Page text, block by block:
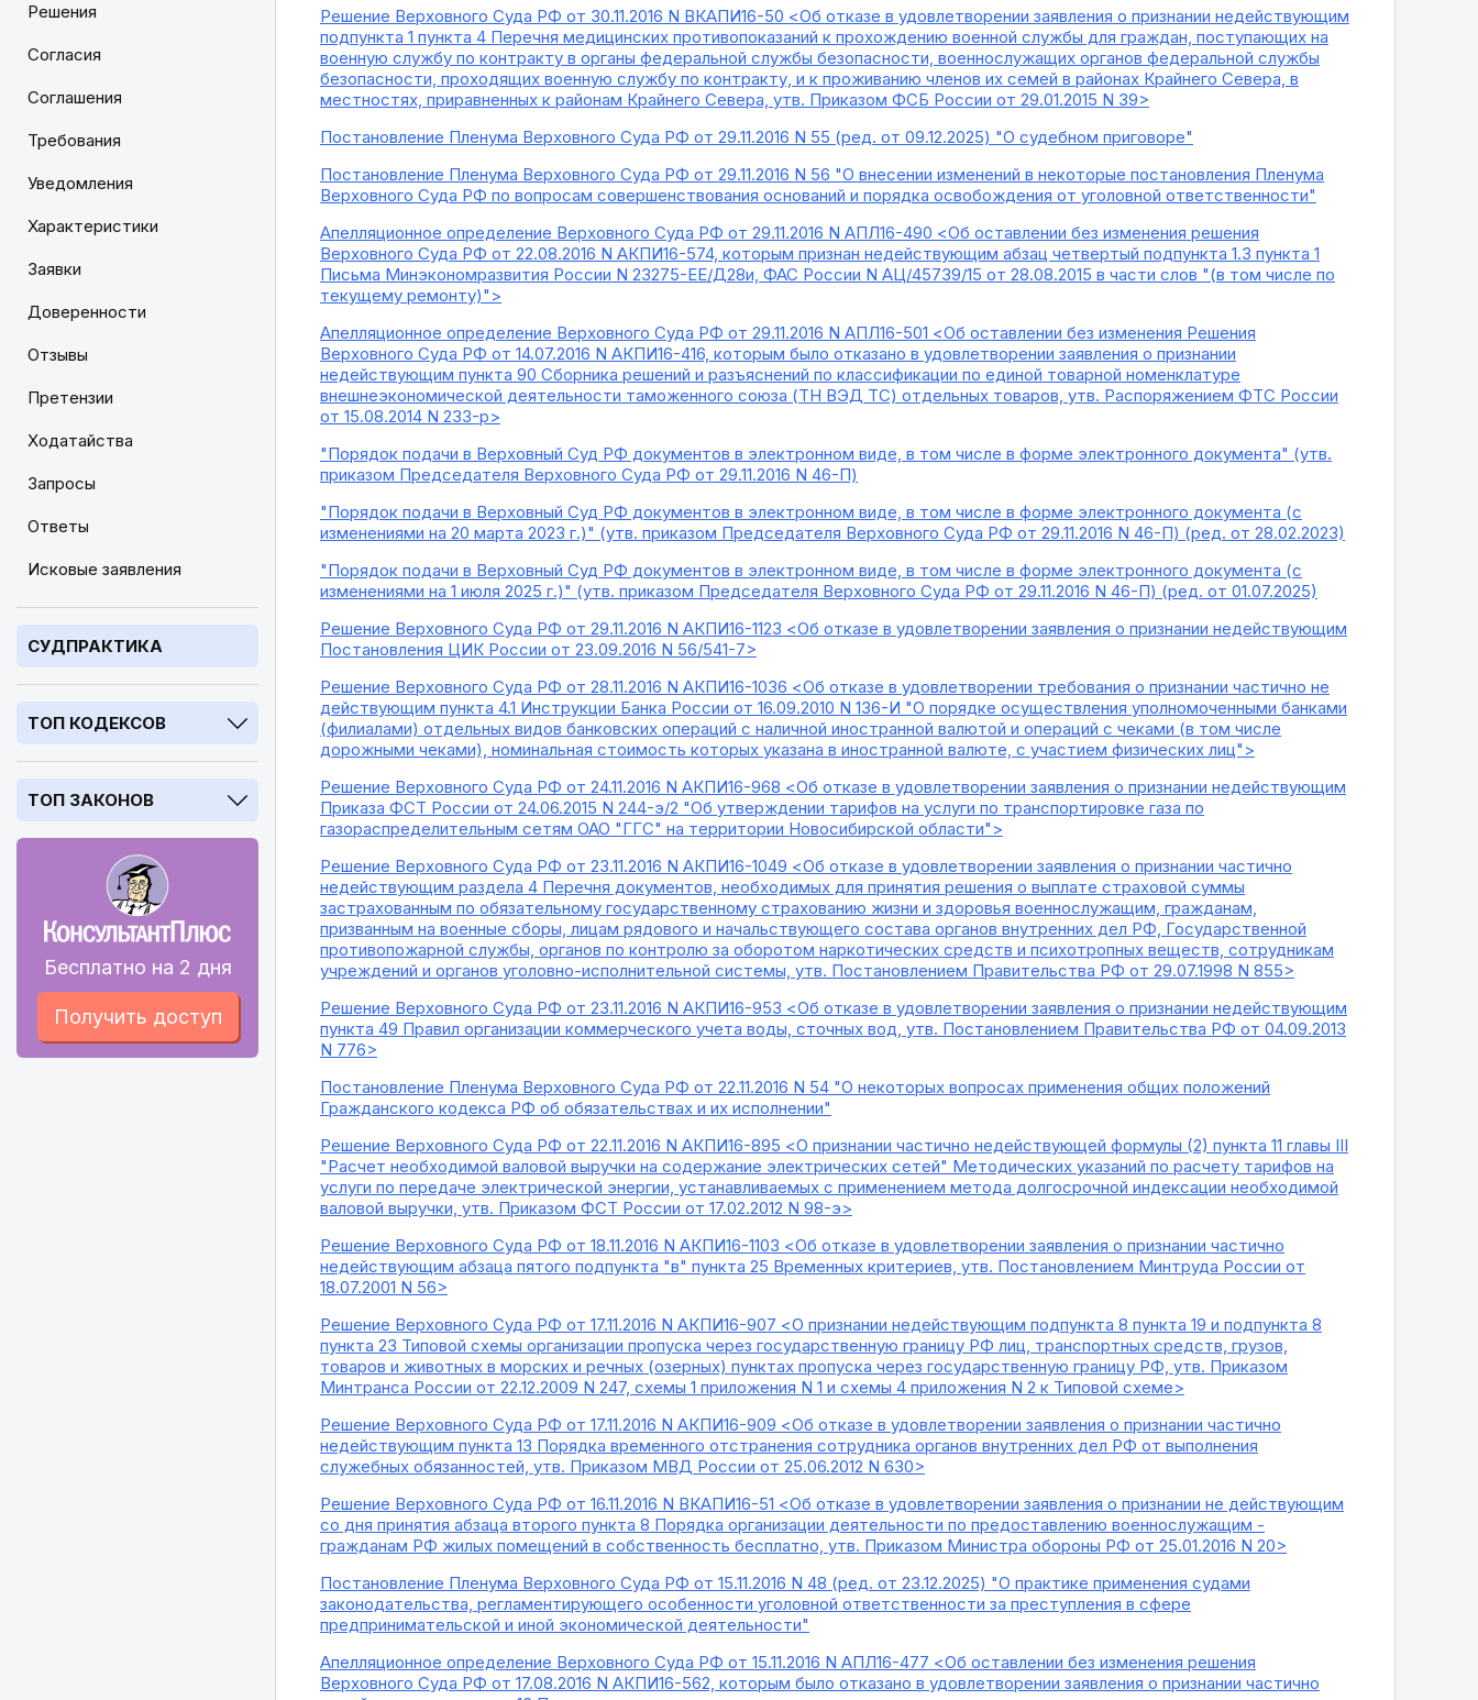
Решения
Согласия
Соглашения
Требования
Уведомления
Характеристики
Заявки
Доверенности
Отзывы
Претензии
Ходатайства
Запросы
Ответы
Исковые заявления
СУДПРАКТИКА
ТОП КОДЕКСОВ
ТОП ЗАКОНОВ
Бесплатно на 2 дня
Получить доступ
Решение Верховного Суда РФ от 30.11.2016 N ВКАПИ16-50 <Об отказе в удовлетворении заявления о признании недействующим
подпункта 1 пункта 4 Перечня медицинских противопоказаний к прохождению военной службы для граждан, поступающих на
военную службу по контракту в органы федеральной службы безопасности, военнослужащих органов федеральной службы
безопасности, проходящих военную службу по контракту, и к проживанию членов их семей в районах Крайнего Севера, в
местностях, приравненных к районам Крайнего Севера, утв. Приказом ФСБ России от 29.01.2015 N 39>
Постановление Пленума Верховного Суда РФ от 29.11.2016 N 55 (ред. от 09.12.2025) "О судебном приговоре"
Постановление Пленума Верховного Суда РФ от 29.11.2016 N 56 "О внесении изменений в некоторые постановления Пленума
Верховного Суда РФ по вопросам совершенствования оснований и порядка освобождения от уголовной ответственности"
Апелляционное определение Верховного Суда РФ от 29.11.2016 N АПЛ16-490 <Об оставлении без изменения решения
Верховного Суда РФ от 22.08.2016 N АКПИ16-574, которым признан недействующим абзац четвертый подпункта 1.3 пункта 1
Письма Минэкономразвития России N 23275-ЕЕ/Д28и, ФАС России N АЦ/45739/15 от 28.08.2015 в части слов "(в том числе по
текущему ремонту)">
Апелляционное определение Верховного Суда РФ от 29.11.2016 N АПЛ16-501 <Об оставлении без изменения Решения
Верховного Суда РФ от 14.07.2016 N АКПИ16-416, которым было отказано в удовлетворении заявления о признании
недействующим пункта 90 Сборника решений и разъяснений по классификации по единой товарной номенклатуре
внешнеэкономической деятельности таможенного союза (ТН ВЭД ТС) отдельных товаров, утв. Распоряжением ФТС России
от 15.08.2014 N 233-р>
"Порядок подачи в Верховный Суд РФ документов в электронном виде, в том числе в форме электронного документа" (утв.
приказом Председателя Верховного Суда РФ от 29.11.2016 N 46-П)
"Порядок подачи в Верховный Суд РФ документов в электронном виде, в том числе в форме электронного документа (с
изменениями на 20 марта 2023 г.)" (утв. приказом Председателя Верховного Суда РФ от 29.11.2016 N 46-П) (ред. от 28.02.2023)
"Порядок подачи в Верховный Суд РФ документов в электронном виде, в том числе в форме электронного документа (с
изменениями на 1 июля 2025 г.)" (утв. приказом Председателя Верховного Суда РФ от 29.11.2016 N 46-П) (ред. от 01.07.2025)
Решение Верховного Суда РФ от 29.11.2016 N АКПИ16-1123 <Об отказе в удовлетворении заявления о признании недействующим
Постановления ЦИК России от 23.09.2016 N 56/541-7>
Решение Верховного Суда РФ от 28.11.2016 N АКПИ16-1036 <Об отказе в удовлетворении требования о признании частично не
действующим пункта 4.1 Инструкции Банка России от 16.09.2010 N 136-И "О порядке осуществления уполномоченными банками
(филиалами) отдельных видов банковских операций с наличной иностранной валютой и операций с чеками (в том числе
дорожными чеками), номинальная стоимость которых указана в иностранной валюте, с участием физических лиц">
Решение Верховного Суда РФ от 24.11.2016 N АКПИ16-968 <Об отказе в удовлетворении заявления о признании недействующим
Приказа ФСТ России от 24.06.2015 N 244-э/2 "Об утверждении тарифов на услуги по транспортировке газа по
газораспределительным сетям ОАО "ГГС" на территории Новосибирской области">
Решение Верховного Суда РФ от 23.11.2016 N АКПИ16-1049 <Об отказе в удовлетворении заявления о признании частично
недействующим раздела 4 Перечня документов, необходимых для принятия решения о выплате страховой суммы
застрахованным по обязательному государственному страхованию жизни и здоровья военнослужащим, гражданам,
призванным на военные сборы, лицам рядового и начальствующего состава органов внутренних дел РФ, Государственной
противопожарной службы, органов по контролю за оборотом наркотических средств и психотропных веществ, сотрудникам
учреждений и органов уголовно-исполнительной системы, утв. Постановлением Правительства РФ от 29.07.1998 N 855>
Решение Верховного Суда РФ от 23.11.2016 N АКПИ16-953 <Об отказе в удовлетворении заявления о признании недействующим
пункта 49 Правил организации коммерческого учета воды, сточных вод, утв. Постановлением Правительства РФ от 04.09.2013
N 776>
Постановление Пленума Верховного Суда РФ от 22.11.2016 N 54 "О некоторых вопросах применения общих положений
Гражданского кодекса РФ об обязательствах и их исполнении"
Решение Верховного Суда РФ от 22.11.2016 N АКПИ16-895 <О признании частично недействующей формулы (2) пункта 11 главы III
"Расчет необходимой валовой выручки на содержание электрических сетей" Методических указаний по расчету тарифов на
услуги по передаче электрической энергии, устанавливаемых с применением метода долгосрочной индексации необходимой
валовой выручки, утв. Приказом ФСТ России от 17.02.2012 N 98-э>
Решение Верховного Суда РФ от 18.11.2016 N АКПИ16-1103 <Об отказе в удовлетворении заявления о признании частично
недействующим абзаца пятого подпункта "в" пункта 25 Временных критериев, утв. Постановлением Минтруда России от
18.07.2001 N 56>
Решение Верховного Суда РФ от 17.11.2016 N АКПИ16-907 <О признании недействующим подпункта 8 пункта 19 и подпункта 8
пункта 23 Типовой схемы организации пропуска через государственную границу РФ лиц, транспортных средств, грузов,
товаров и животных в морских и речных (озерных) пунктах пропуска через государственную границу РФ, утв. Приказом
Минтранса России от 22.12.2009 N 247, схемы 1 приложения N 1 и схемы 4 приложения N 2 к Типовой схеме>
Решение Верховного Суда РФ от 17.11.2016 N АКПИ16-909 <Об отказе в удовлетворении заявления о признании частично
недействующим пункта 13 Порядка временного отстранения сотрудника органов внутренних дел РФ от выполнения
служебных обязанностей, утв. Приказом МВД России от 25.06.2012 N 630>
Решение Верховного Суда РФ от 16.11.2016 N ВКАПИ16-51 <Об отказе в удовлетворении заявления о признании не действующим
со дня принятия абзаца второго пункта 8 Порядка организации деятельности по предоставлению военнослужащим -
гражданам РФ жилых помещений в собственность бесплатно, утв. Приказом Министра обороны РФ от 25.01.2016 N 20>
Постановление Пленума Верховного Суда РФ от 15.11.2016 N 48 (ред. от 23.12.2025) "О практике применения судами
законодательства, регламентирующего особенности уголовной ответственности за преступления в сфере
предпринимательской и иной экономической деятельности"
Апелляционное определение Верховного Суда РФ от 15.11.2016 N АПЛ16-477 <Об оставлении без изменения решения
Верховного Суда РФ от 17.08.2016 N АКПИ16-562, которым было отказано в удовлетворении заявления о признании частично